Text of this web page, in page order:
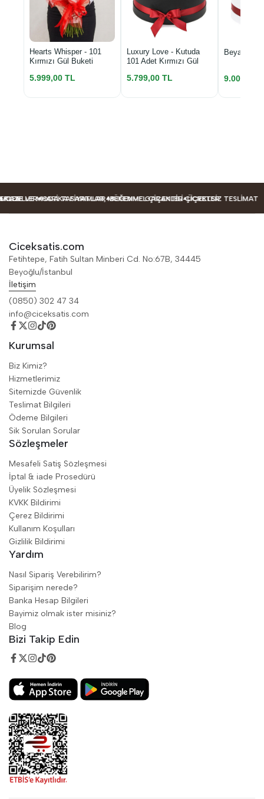
Hearts Whisper - 101
Kırmızı Gül Buketi
5.999,00 TL
Luxury Love - Kutuda
101 Adet Kırmızı Gül
5.799,00 TL
Beyaz
9.000,00
HARIKA FIYATLAR, MÜKEMMEL ÇIÇEKLER ÜCRETSIZ TESLIMAT
VE MODA TASARIMLAR BEĞENME GARANTILI ÇIÇEKLER
Ciceksatis.com
Fetihtepe, Fatih Sultan Minberi Cd. No:67B, 34445
Beyoğlu/İstanbul
İletişim
(0850) 302 47 34
info@ciceksatis.com
Kurumsal
Biz Kimiz?
Hizmetlerimiz
Sitemizde Güvenlik
Teslimat Bilgileri
Ödeme Bilgileri
Sik Sorulan Sorular
Sözleşmeler
Mesafeli Satiş Sözleşmesi
İptal & iade Prosedürü
Üyelik Sözleşmesi
KVKK Bildirimi
Çerez Bildirimi
Kullanım Koşulları
Gizlilik Bildirimi
Yardım
Nasıl Sipariş Verebilirim?
Siparişim nerede?
Banka Hesap Bilgileri
Bayimiz olmak ister misiniz?
Blog
Bizi Takip Edin